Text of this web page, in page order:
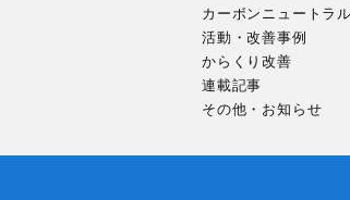
カーボンニュートラル
活動・改善事例
からくり改善
連載記事
その他・お知らせ